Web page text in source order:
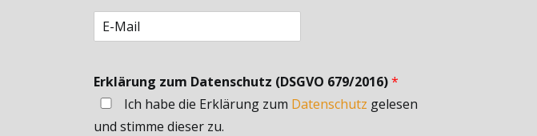
Erklärung zum Datenschutz (DSGVO 679/2016)*
Ich habe die Erklärung zum Datenschutz gelesen
und stimme dieser zu.